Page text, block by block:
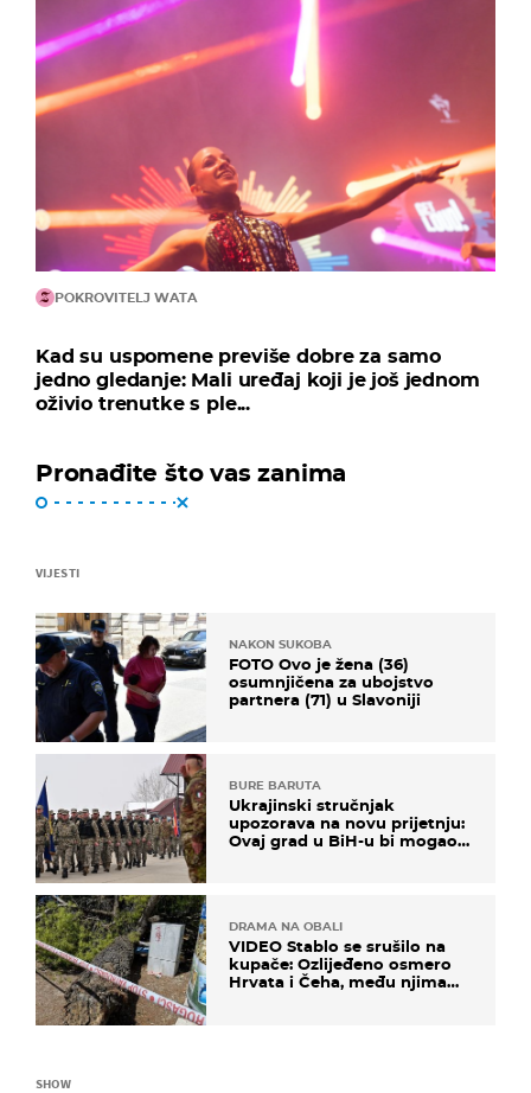
POKROVITELJ WATA
Kad su uspomene previše dobre za samo
jedno gledanje: Mali uređaj koji je još jednom
oživio trenutke s ple...
Pronađite što vas zanima
VIJESTI
NAKON SUKOBA
FOTO Ovo je žena (36)
osumnjičena za ubojstvo
partnera (71) u Slavoniji
BURE BARUTA
Ukrajinski stručnjak
upozorava na novu prijetnju:
Ovaj grad u BiH-u bi mogao
DRAMA NA OBALI
VIDEO Stablo se srušilo na
kupače: Ozlijeđeno osmero
Hrvata i Čeha, među njima
SHOW